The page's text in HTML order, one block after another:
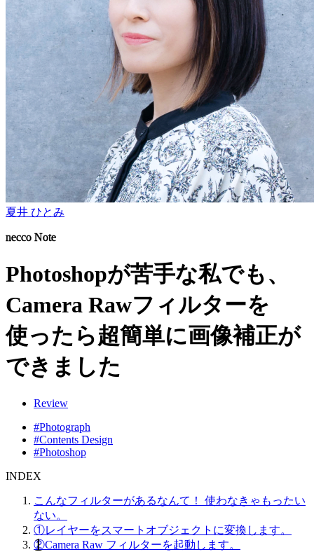
夏井 ひとみ
necco Note
Photoshopが苦手な私でも、
Camera Rawフィルターを
使ったら超簡単に画像補正が
できました
Review
#Photograph
#Contents Design
#Photoshop
INDEX
こんなフィルターがあるなんて！ 使わなきゃもったい
ない。
①レイヤーをスマートオブジェクトに変換します。
②Camera Raw フィルターを起動します。